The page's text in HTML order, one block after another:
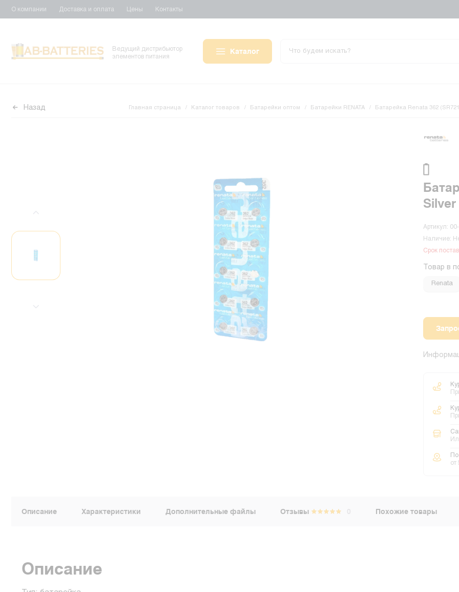
О компании Доставка и оплата Цены Контакты
Ведущий дистрибьютор
элементов питания
Каталог
Назад Главная страница Каталог товаров Батарейки оптом Батарейки RENATA Батарейка Renata 362
Silver
Артикул:
Наличие:
Срок
Товар в
Renata
от
Описание Характеристики Дополнительные файлы Отзывы Похожие товары
Описание